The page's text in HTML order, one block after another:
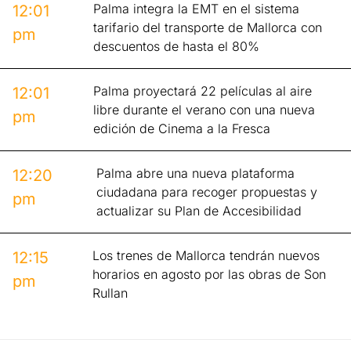
12:01
pm
Palma integra la EMT en el sistema
tarifario del transporte de Mallorca con
descuentos de hasta el 80%
12:01
pm
Palma proyectará 22 películas al aire
libre durante el verano con una nueva
edición de Cinema a la Fresca
12:20
pm
Palma abre una nueva plataforma
ciudadana para recoger propuestas y
actualizar su Plan de Accesibilidad
12:15
pm
Los trenes de Mallorca tendrán nuevos
horarios en agosto por las obras de Son
Rullan